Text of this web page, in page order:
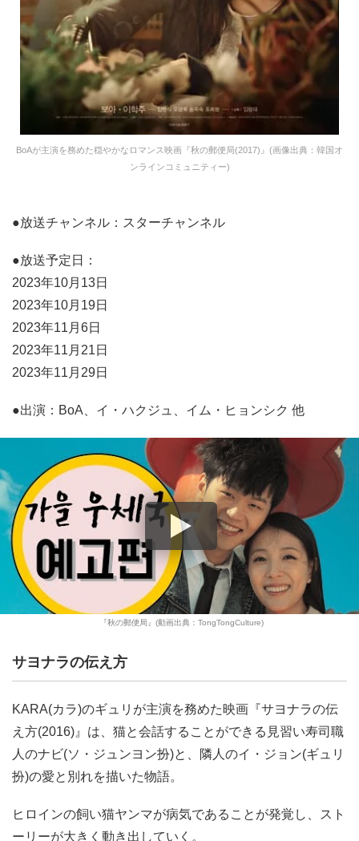
BoAが主演を務めた穏やかなロマンス映画『秋の郵便局(2017)』(画像出典：韓国オ
ンラインコミュニティー)
●放送チャンネル：スターチャンネル
●放送予定日：
2023年10月13日
2023年10月19日
2023年11月6日
2023年11月21日
2023年11月29日
●出演：BoA、イ・ハクジュ、イム・ヒョンシク 他
『秋の郵便局』(動画出典：TongTongCulture)
サヨナラの伝え方
KARA(カラ)のギュリが主演を務めた映画『サヨナラの伝
え方(2016)』は、猫と会話することができる見習い寿司職
人のナビ(ソ・ジュンヨン扮)と、隣人のイ・ジョン(ギュリ
扮)の愛と別れを描いた物語。
ヒロインの飼い猫ヤンマが病気であることが発覚し、スト
ーリーが大きく動き出していく。